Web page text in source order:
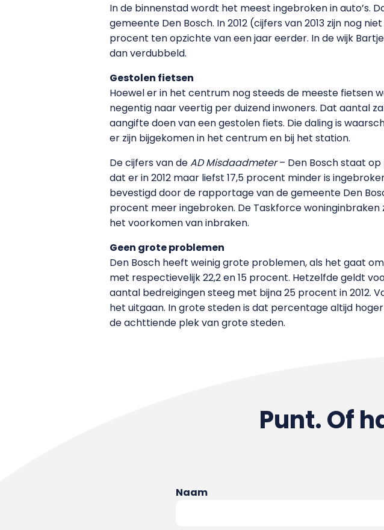
In de binnenstad wordt het meest ingebroken in auto’s.
gemeente Den Bosch. In 2012 (cijfers van 2013 zijn nog
procent ten opzichte van een jaar eerder. In de wijk
dan verdubbeld.
Gestolen fietsen
Hoewel er in het centrum nog steeds de meeste fietsen
negentig naar veertig per duizend inwoners. Dat aantal
aangifte doen van een gestolen fiets. Die daling is
er zijn bijgekomen in het centrum en bij het station.
De cijfers van deAD Misdaadmeter– Den Bosch staat op
dat er in 2012 maar liefst 17,5 procent minder is
bevestigd door de rapportage van de gemeente Den
procent meer ingebroken. De Taskforce
het voorkomen van inbraken.
Geen grote problemen
Den Bosch heeft weinig grote problemen, als het gaat
met respectievelijk 22,2 en 15 procent. Hetzelfde geldt
aantal bedreigingen steeg met bijna 25 procent in 2012.
het uitgaan. In grote steden is dat percentage altijd
de achttiende plek van grote steden.
Punt. Of
Naam